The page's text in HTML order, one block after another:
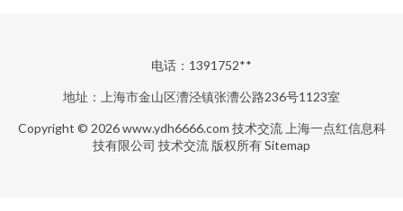
电话：1391752**
地址：上海市金山区漕泾镇张漕公路236号1123室
Copyright © 2026www.ydh6666.com 技术交流 上海一点红信息科
技有限公司 技术交流 版权所有Sitemap